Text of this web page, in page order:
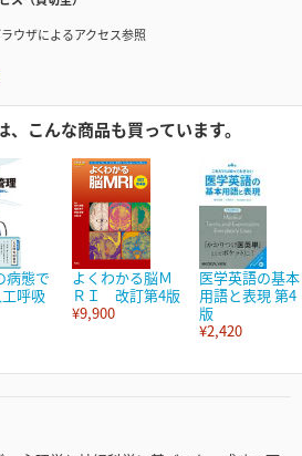
ウザによるアクセス参照
こんな商品も買っています。
病態で
呼吸
よくわかる脳Ｍ
ＲＩ 改訂第4版
¥9,900
医学英語の基本
用語と表現 第4
版
¥2,420